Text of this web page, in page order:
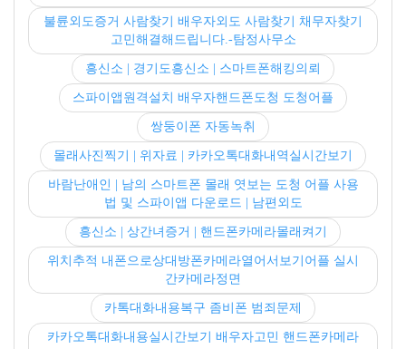
불륜외도증거 사람찾기 배우자외도 사람찾기 채무자찾기
고민해결해드립니다.-탐정사무소
흥신소 | 경기도흥신소 | 스마트폰해킹의뢰
스파이앱원격설치 배우자핸드폰도청 도청어플
쌍둥이폰 자동녹취
몰래사진찍기 | 위자료 | 카카오톡대화내역실시간보기
바람난애인 | 남의 스마트폰 몰래 엿보는 도청 어플 사용
법 및 스파이앱 다운로드 | 남편외도
흥신소 | 상간녀증거 | 핸드폰카메라몰래켜기
위치추적 내폰으로상대방폰카메라열어서보기어플 실시
간카메라정면
카톡대화내용복구 좀비폰 범죄문제
카카오톡대화내용실시간보기 배우자고민 핸드폰카메라